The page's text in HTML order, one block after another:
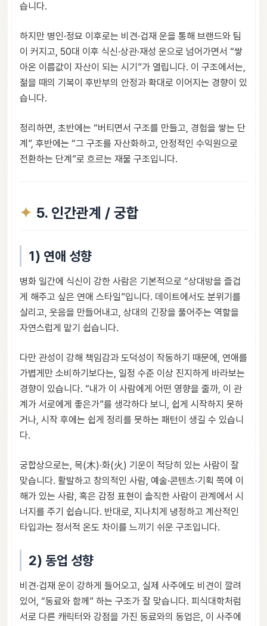
습니다.
하지만 병인·정묘 이후로는 비견·겁재 운을 통해 브랜드와 팀
이 커지고, 50대 이후 식신·상관·재성 운으로 넘어가면서 “쌓
아온 이름값이 자산이 되는 시기”가 열립니다. 이 구조에서는,
젊을 때의 기복이 후반부의 안정과 확대로 이어지는 경향이 있
습니다.
정리하면, 초반에는 “버티면서 구조를 만들고, 경험을 쌓는 단
계”, 후반에는 “그 구조를 자산화하고, 안정적인 수익원으로
전환하는 단계”로 흐르는 재물 구조입니다.
5. 인간관계 / 궁합
1) 연애 성향
병화 일간에 식신이 강한 사람은 기본적으로 “상대방을 즐겁
게 해주고 싶은 연애 스타일”입니다. 데이트에서도 분위기를
살리고, 웃음을 만들어내고, 상대의 긴장을 풀어주는 역할을
자연스럽게 맡기 쉽습니다.
다만 관성이 강해 책임감과 도덕성이 작동하기 때문에, 연애를
가볍게만 소비하기보다는, 일정 수준 이상 진지하게 바라보는
경향이 있습니다. “내가 이 사람에게 어떤 영향을 줄까, 이 관
계가 서로에게 좋은가”를 생각하다 보니, 쉽게 시작하지 못하
거나, 시작 후에는 쉽게 정리를 못하는 패턴이 생길 수 있습니
다.
궁합상으로는, 목(木)·화(火) 기운이 적당히 있는 사람이 잘
맞습니다. 활발하고 창의적인 사람, 예술·콘텐츠·기획 쪽에 이
해가 있는 사람, 혹은 감정 표현이 솔직한 사람이 관계에서 시
너지를 주기 쉽습니다. 반대로, 지나치게 냉정하고 계산적인
타입과는 정서적 온도 차이를 느끼기 쉬운 구조입니다.
2) 동업 성향
비견·겁재 운이 강하게 들어오고, 실제 사주에도 비견이 깔려
있어, “동료와 함께” 하는 구조가 잘 맞습니다. 피식대학처럼
서로 다른 캐릭터와 강점을 가진 동료와의 동업은, 이 사주에